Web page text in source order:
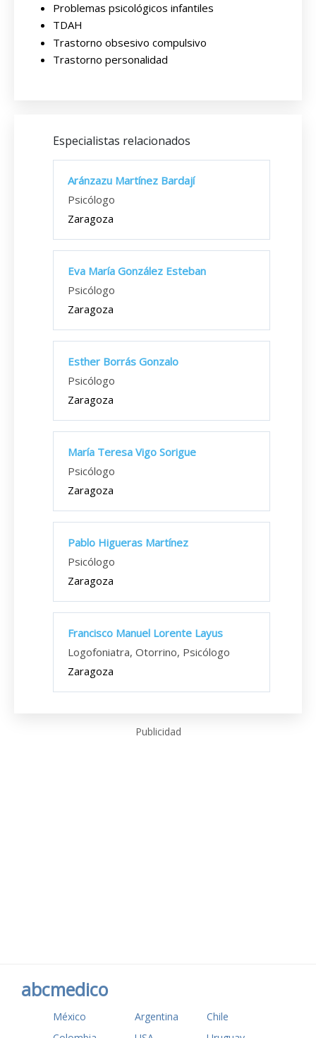
Problemas psicológicos infantiles
TDAH
Trastorno obsesivo compulsivo
Trastorno personalidad
Especialistas relacionados
Aránzazu Martínez Bardají
Psicólogo
Zaragoza
Eva María González Esteban
Psicólogo
Zaragoza
Esther Borrás Gonzalo
Psicólogo
Zaragoza
María Teresa Vigo Sorigue
Psicólogo
Zaragoza
Pablo Higueras Martínez
Psicólogo
Zaragoza
Francisco Manuel Lorente Layus
Logofoniatra, Otorrino, Psicólogo
Zaragoza
Publicidad
abcmedico
México Argentina
Chile